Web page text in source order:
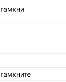
гамкни
гамкните